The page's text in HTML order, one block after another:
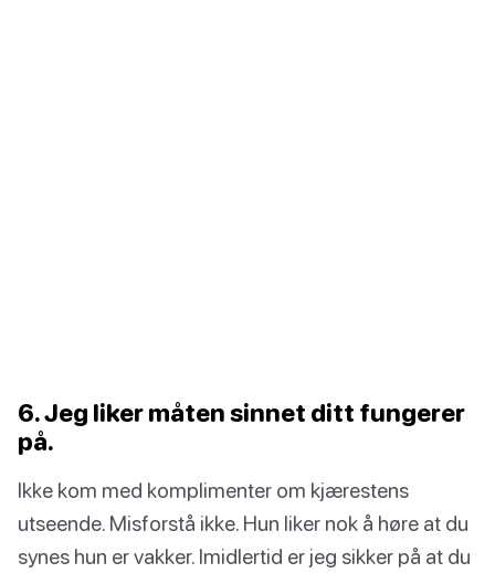
6. Jeg liker måten sinnet ditt fungerer
på.
Ikke kom med komplimenter om kjærestens
utseende. Misforstå ikke. Hun liker nok å høre at du
synes hun er vakker. Imidlertid er jeg sikker på at du